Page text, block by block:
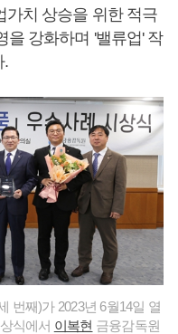
가치 상승을 위한 적극
을 강화하며 '밸류업' 작
.
번째)가 2023년 6월14일 열
식에서 이복현 금융감독원